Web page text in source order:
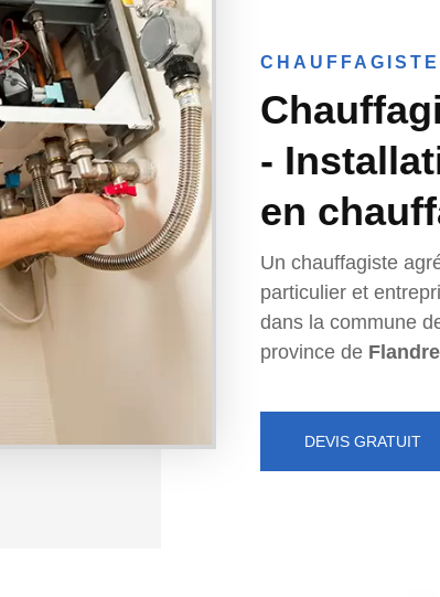
-
en
Un chauffagiste
particulier et
dans la commune
province de
DEVIS GRATUIT